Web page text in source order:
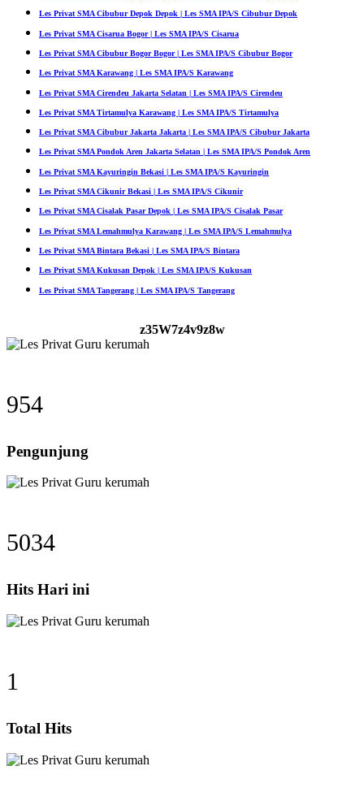
Les Privat SMA Cibubur Depok Depok | Les SMA IPA/S Cibubur Depok
Les Privat SMA Cisarua Bogor | Les SMA IPA/S Cisarua
Les Privat SMA Cibubur Bogor Bogor | Les SMA IPA/S Cibubur Bogor
Les Privat SMA Karawang | Les SMA IPA/S Karawang
Les Privat SMA Cirendeu Jakarta Selatan | Les SMA IPA/S Cirendeu
Les Privat SMA Tirtamulya Karawang | Les SMA IPA/S Tirtamulya
Les Privat SMA Cibubur Jakarta Jakarta | Les SMA IPA/S Cibubur Jakarta
Les Privat SMA Pondok Aren Jakarta Selatan | Les SMA IPA/S Pondok Aren
Les Privat SMA Kayuringin Bekasi | Les SMA IPA/S Kayuringin
Les Privat SMA Cikunir Bekasi | Les SMA IPA/S Cikunir
Les Privat SMA Cisalak Pasar Depok | Les SMA IPA/S Cisalak Pasar
Les Privat SMA Lemahmulya Karawang | Les SMA IPA/S Lemahmulya
Les Privat SMA Bintara Bekasi | Les SMA IPA/S Bintara
Les Privat SMA Kukusan Depok | Les SMA IPA/S Kukusan
Les Privat SMA Tangerang | Les SMA IPA/S Tangerang
z35W7z4v9z8w
954
Pengunjung
5034
Hits Hari ini
1
Total Hits